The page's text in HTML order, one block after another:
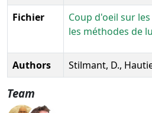
Fichier
Coup d'oeil sur
les méthodes de
Authors Stilmant, D.,
Team